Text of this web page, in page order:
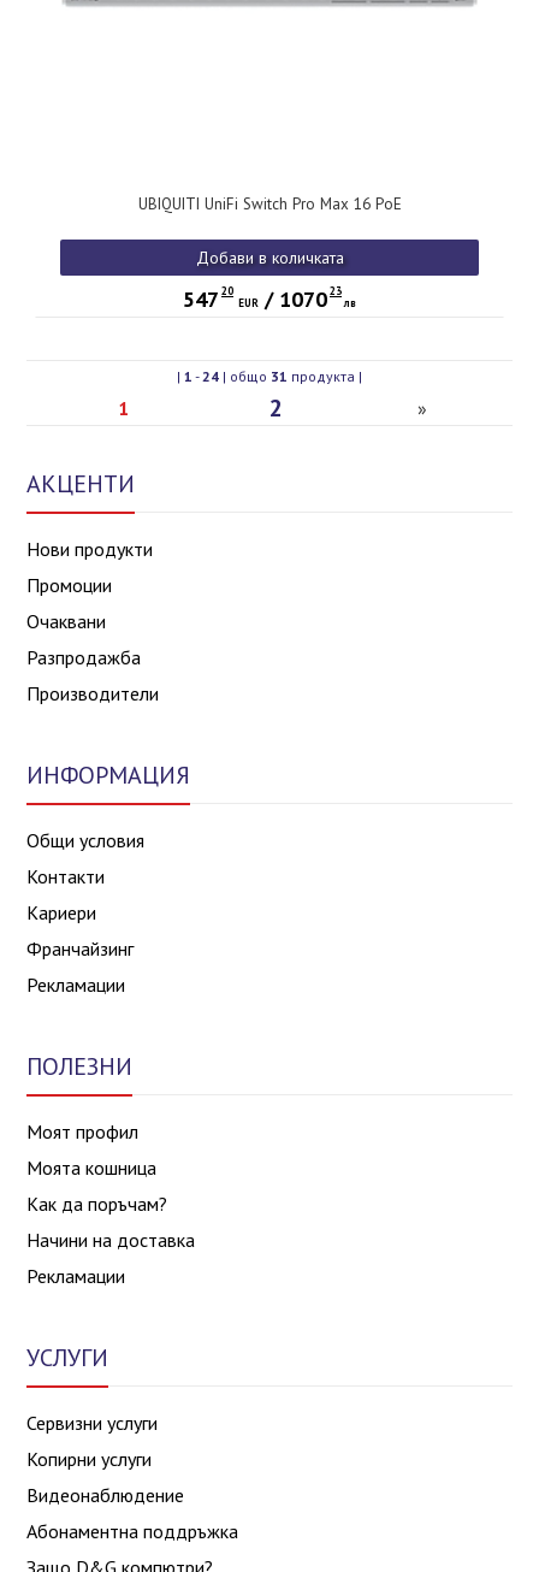
UBIQUITI UniFi Switch Pro Max 16 PoE
Добави в количката
547 20
EUR / 107023
лв
| 1 -24 | общо 31 продукта |
1 2 »
АКЦЕНТИ
Нови продукти
Промоции
Очаквани
Разпродажба
Производители
ИНФОРМАЦИЯ
Общи условия
Контакти
Кариери
Франчайзинг
Рекламации
ПОЛЕЗНИ
Моят профил
Моята кошница
Как да поръчам?
Начини на доставка
Рекламации
УСЛУГИ
Сервизни услуги
Копирни услуги
Видеонаблюдение
Абонаментна поддръжка